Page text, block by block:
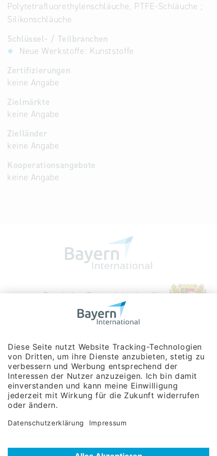
Polytetrafluorethylenschläuche, PTFE-Schläuche ;
Silikonschläuche
Schlüssel- / Teilbranchen
Neue Werkstoffe: Kunststoffe
Zertifizierungen
keine Angabe
Zielmärkte
keine Angabe
Zielländer
keine Angabe
Kooperationsangebote
keine Angabe
Bayerische Gesellschaft für Internationale
Rosenheimer Str. 143C
81671 München
Tel:+49 180 5949260
(Festnetz 14 ct/min, Mobil max. 42 ct/min)
Hotline
Datenschutzerklärung
Nutzungsbedingungen